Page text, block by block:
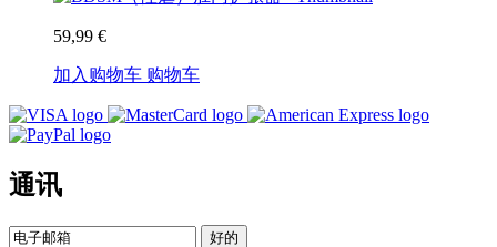
59,99 €
加入购物车 购物车
通讯
好的